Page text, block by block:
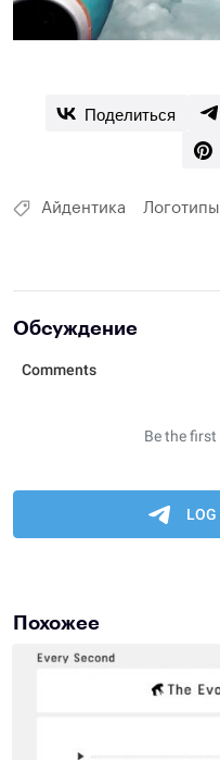
Поделиться
Айдентика Логотипы
Обсуждение
Похожее